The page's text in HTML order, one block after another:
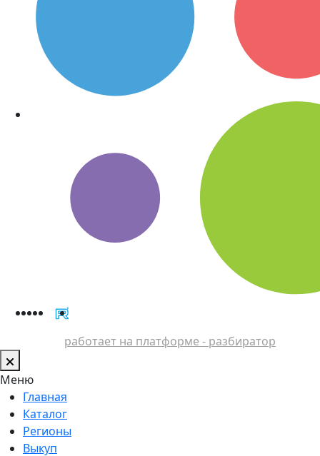
работает на платформе - разбиратор
Меню
Главная
Каталог
Регионы
Выкуп